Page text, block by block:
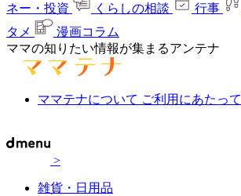
ネー・投資
くらしの相談 行事
タメ
漫画コラム
ママの知りたい情報が集まるアンテナ
ママテナについて ご利用にあたって
>
雑貨・日用品